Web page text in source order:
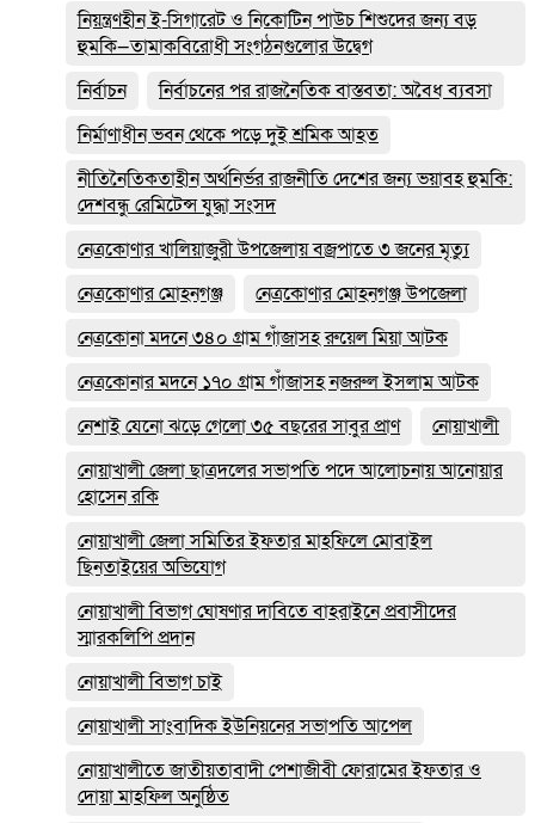
নিয়ন্ত্রণহীন ই-সিগারেট ও নিকোটিন পাউচ শিশুদের জন্য বড়
হুমকি—তামাকবিরোধী সংগঠনগুলোর উদ্বেগ
নির্বাচন
নির্বাচনের পর রাজনৈতিক বাস্তবতা: অবৈধ ব্যবসা
নির্মাণাধীন ভবন থেকে পড়ে দুই শ্রমিক আহত
নীতিনৈতিকতাহীন অর্থনির্ভর রাজনীতি দেশের জন্য ভয়াবহ হুমকি:
দেশবন্ধু রেমিটেন্স যুদ্ধা সংসদ
নেত্রকোণার খালিয়াজুরী উপজেলায় বজ্রপাতে ৩ জনের মৃত্যু
নেত্রকোণার মোহনগঞ্জ
নেত্রকোণার মোহনগঞ্জ উপজেলা
নেত্রকোনা মদনে ৩৪০ গ্রাম গাঁজাসহ রুয়েল মিয়া আটক
নেত্রকোনার মদনে ১৭০ গ্রাম গাঁজাসহ নজরুল ইসলাম আটক
নেশাই যেনো ঝড়ে গেলো ৩৫ বছরের সাবুর প্রাণ
নোয়াখালী
নোয়াখালী জেলা ছাত্রদলের সভাপতি পদে আলোচনায় আনোয়ার
হোসেন রকি
নোয়াখালী জেলা সমিতির ইফতার মাহফিলে মোবাইল
ছিনতাইয়ের অভিযোগ
নোয়াখালী বিভাগ ঘোষণার দাবিতে বাহরাইনে প্রবাসীদের
স্মারকলিপি প্রদান
নোয়াখালী বিভাগ চাই
নোয়াখালী সাংবাদিক ইউনিয়নের সভাপতি আপেল
নোয়াখালীতে জাতীয়তাবাদী পেশাজীবী ফোরামের ইফতার ও
দোয়া মাহফিল অনুষ্ঠিত